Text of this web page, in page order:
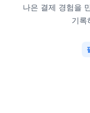
나은 결제 경험을
기록